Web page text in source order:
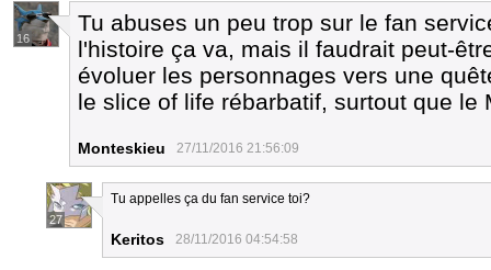
16
Tu abuses un peu trop sur le fan
l'histoire ça va, mais il faudrait peut-
évoluer les personnages vers une
le slice of life rébarbatif, surtout que le
Monteskieu 27/11/2016 21:56:09
27
Tu appelles ça du fan service toi?
Keritos 28/11/2016 04:54:58